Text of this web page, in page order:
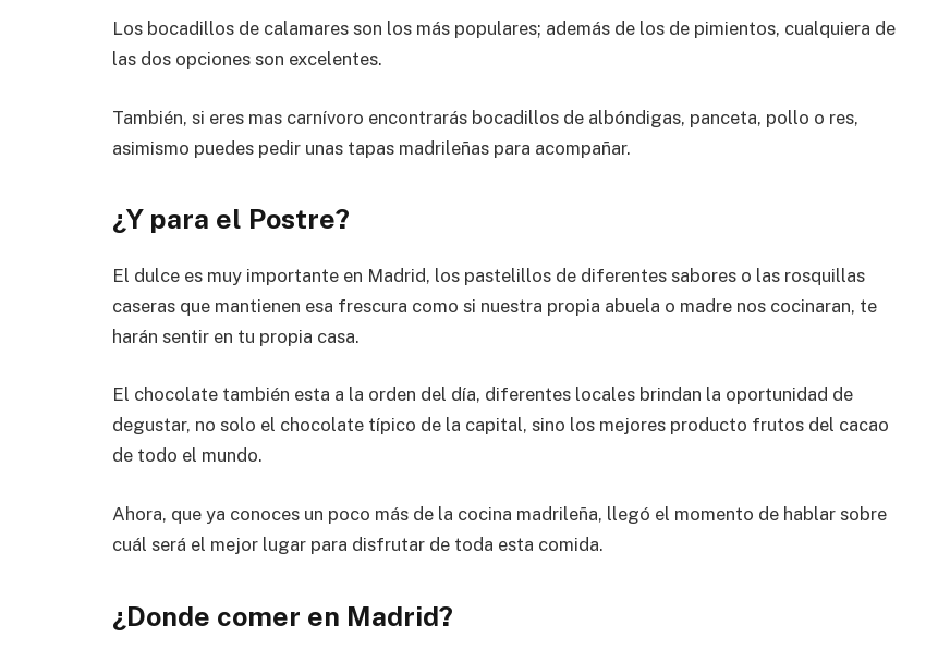
Los bocadillos de calamares son los más populares; además de los de pimientos, cualquiera de
las dos opciones son excelentes.
También, si eres mas carnívoro encontrarás bocadillos de albóndigas, panceta, pollo o res,
asimismo puedes pedir unas tapas madrileñas para acompañar.
¿Y para el Postre?
El dulce es muy importante en Madrid, los pastelillos de diferentes sabores o las rosquillas
caseras que mantienen esa frescura como si nuestra propia abuela o madre nos cocinaran, te
harán sentir en tu propia casa.
El chocolate también esta a la orden del día, diferentes locales brindan la oportunidad de
degustar, no solo el chocolate típico de la capital, sino los mejores producto frutos del cacao
de todo el mundo.
Ahora, que ya conoces un poco más de la cocina madrileña, llegó el momento de hablar sobre
cuál será el mejor lugar para disfrutar de toda esta comida.
¿Donde comer en Madrid?